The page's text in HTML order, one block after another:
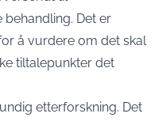
Det er
å vurdere om det skal
tiltalepunkter det
etterforskning. Det